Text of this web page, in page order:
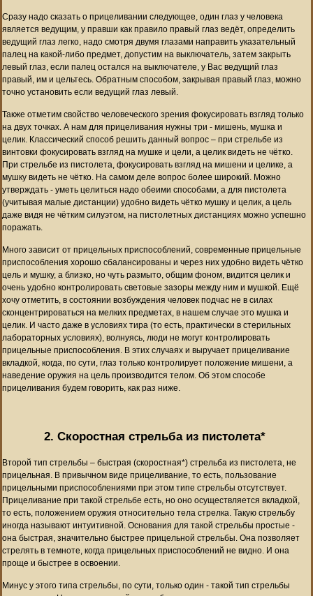
Сразу надо сказать о прицеливании следующее, один глаз у человека
является ведущим, у правши как правило правый глаз ведёт, определить
ведущий глаз легко, надо смотря двумя глазами направить указательный
палец на какой-либо предмет, допустим на выключатель, затем закрыть
левый глаз, если палец остался на выключателе, у Вас ведущий глаз
правый, им и цельтесь. Обратным способом, закрывая правый глаз, можно
точно установить если ведущий глаз левый.
Также отметим свойство человеческого зрения фокусировать взгляд только
на двух точках. А нам для прицеливания нужны три - мишень, мушка и
целик. Классический способ решить данный вопрос – при стрельбе из
винтовки фокусировать взгляд на мушке и цели, а целик видеть не чётко.
При стрельбе из пистолета, фокусировать взгляд на мишени и целике, а
мушку видеть не чётко. На самом деле вопрос более широкий. Можно
утверждать - уметь целиться надо обеими способами, а для пистолета
(учитывая малые дистанции) удобно видеть чётко мушку и целик, а цель
даже видя не чётким силуэтом, на пистолетных дистанциях можно успешно
поражать.
Много зависит от прицельных приспособлений, современные прицельные
приспособления хорошо сбалансированы и через них удобно видеть чётко
цель и мушку, а близко, но чуть размыто, общим фоном, видится целик и
очень удобно контролировать световые зазоры между ним и мушкой. Ещё
хочу отметить, в состоянии возбуждения человек подчас не в силах
сконцентрироваться на мелких предметах, в нашем случае это мушка и
целик. И часто даже в условиях тира (то есть, практически в стерильных
лабораторных условиях), волнуясь, люди не могут контролировать
прицельные приспособления. В этих случаях и выручает прицеливание
вкладкой, когда, по сути, глаз только контролирует положение мишени, а
наведение оружия на цель производится телом. Об этом способе
прицеливания будем говорить, как раз ниже.
2. Скоростная стрельба из пистолета*
Второй тип стрельбы – быстрая (скоростная*) стрельба из пистолета, не
прицельная. В привычном виде прицеливание, то есть, пользование
прицельными приспособлениями при этом типе стрельбы отсутствует.
Прицеливание при такой стрельбе есть, но оно осуществляется вкладкой,
то есть, положением оружия относительно тела стрелка. Такую стрельбу
иногда называют интуитивной. Основания для такой стрельбы простые -
она быстрая, значительно быстрее прицельной стрельбы. Она позволяет
стрелять в темноте, когда прицельных приспособлений не видно. И она
проще и быстрее в освоении.
Минус у этого типа стрельбы, по сути, только один - такой тип стрельбы